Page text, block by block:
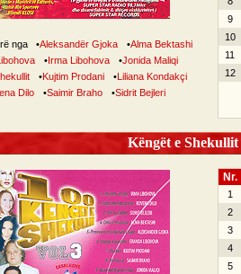
nga •Aleksandër Gjoka •Alma Bektashi
•Irma Libohova •Jonida Maliqi
•Kujtim Prodani •Liliana Kondakçi
Dilo •Saimir Braho •Sidrit Bejleri
9
10
11
12
Këngët e
Nr.
1
2
3
4
5